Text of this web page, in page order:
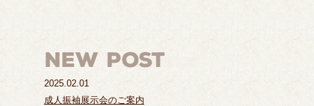
2025.02.01
成人振袖展示会のご案内